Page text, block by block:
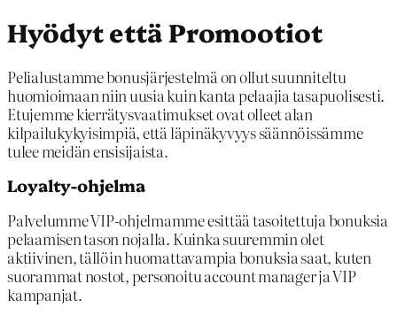
Hyödyt että Promootiot
Pelialustamme bonusjärjestelmä on ollut suunniteltu
huomioimaan niin uusia kuin kanta pelaajia tasapuolisesti.
Etujemme kierrätysvaatimukset ovat olleet alan
kilpailukykyisimpiä, että läpinäkyvyys säännöissämme
tulee meidän ensisijaista.
Loyalty-ohjelma
Palvelumme VIP-ohjelmamme esittää tasoitettuja bonuksia
pelaamisen tason nojalla. Kuinka suuremmin olet
aktiivinen, tällöin huomattavampia bonuksia saat, kuten
suorammat nostot, personoitu account manager ja VIP
kampanjat.